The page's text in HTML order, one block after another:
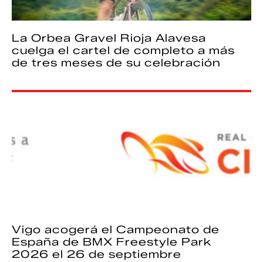
La Orbea Gravel Rioja Alavesa
cuelga el cartel de completo a más
de tres meses de su celebración
Vigo acogerá el Campeonato de
España de BMX Freestyle Park
2026 el 26 de septiembre